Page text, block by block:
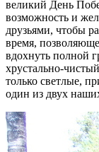
великий День
возможность и
друзьями, чтобы
время,
вдохнуть полной
хрустально-
только светлые,
один из двух